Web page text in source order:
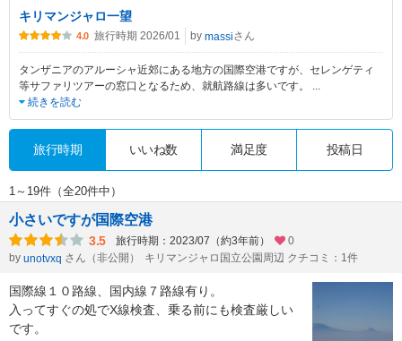
キリマンジャロ一望
4.0 旅行時期 2026/01 by massiさん
タンザニアのアルーシャ近郊にある地方の国際空港ですが、セレンゲティ
等サファリツアーの窓口となるため、就航路線は多いです。 ...
続きを読む
旅行時期 いいね数 満足度 投稿日
1～19件（全20件中）
小さいですが国際空港
3.5 旅行時期：2023/07（約3年前）
0
by unotvxq さん（非公開） キリマンジャロ国立公園周辺 クチコミ：1件
国際線１０路線、国内線７路線有り。
入ってすぐの処でX線検査、乗る前にも検査厳しい
です。